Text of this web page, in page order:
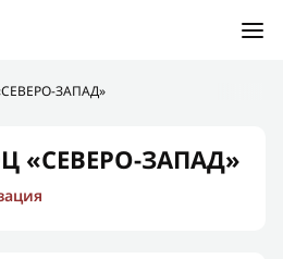
ЗАПАД»
ЗАПАД»
не найдена.
нам
ближайшее время и сообщим
новый запрос